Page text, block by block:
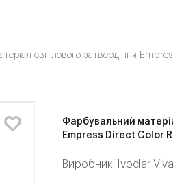
світлового затвердіння
Фарбувальний
Empress Direct Color
Виробник: Ivoclar